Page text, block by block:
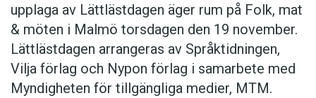
upplaga av Lättlästdagen äger rum på Folk, mat
& möten i Malmö torsdagen den 19 november.
Lättlästdagen arrangeras av Språktidningen,
Vilja förlag och Nypon förlag i samarbete med
Myndigheten för tillgängliga medier, MTM.